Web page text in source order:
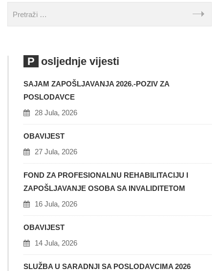
Posljednje vijesti
SAJAM ZAPOŠLJAVANJA 2026.-POZIV ZA
POSLODAVCE
28 Jula, 2026
OBAVIJEST
27 Jula, 2026
FOND ZA PROFESIONALNU REHABILITACIJU I
ZAPOŠLJAVANJE OSOBA SA INVALIDITETOM
16 Jula, 2026
OBAVIJEST
14 Jula, 2026
SLUŽBA U SARADNJI SA POSLODAVCIMA 2026